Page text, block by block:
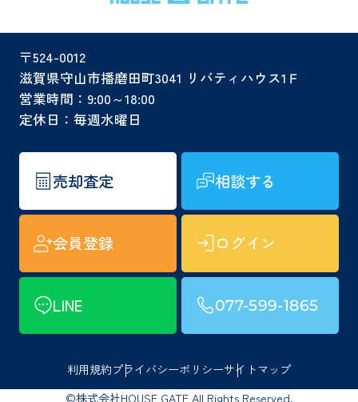
〒524-0012
滋賀県守山市播磨田町3041 リバティハウス1Ｆ
営業時間：9:00～18:00
定休日：毎週水曜日
売却査定 相談する
会員登録 ログイン
LINE 077-599-1865
利用規約プライバシーポリシーサイトマップ
©株式会社HOUSE GATE All Rights Reserved.